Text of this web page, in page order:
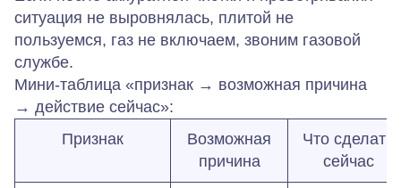
ситуация не выровнялась, плитой не
пользуемся, газ не включаем, звоним газовой
службе.
Мини‑таблица «признак → возможная причина
→ действие сейчас»:
Признак
Возможная
причина
Что сделать
сейчас